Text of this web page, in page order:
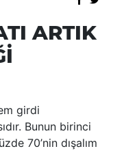
ARTIK
girdi
Bunun birinci
70’nin dışalım